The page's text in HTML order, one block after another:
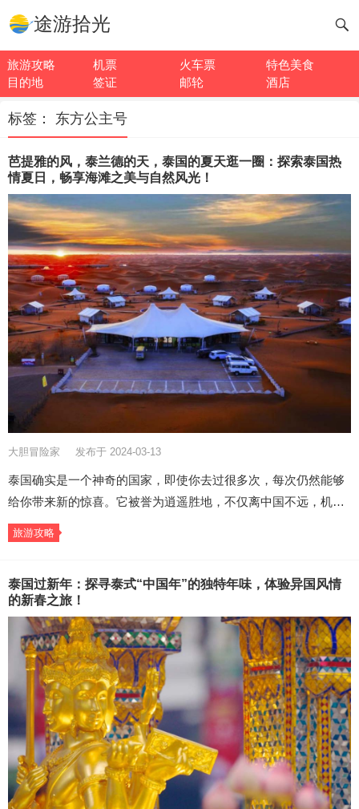
途游拾光
旅游攻略 机票 火车票
特色美食
目的地
签证 邮轮 酒店
标签： 东方公主号
芭提雅的风，泰兰德的天，泰国的夏天逛一圈：探索泰国热
情夏日，畅享海滩之美与自然风光！
大胆冒险家 发布于 2024-03-13
泰国确实是一个神奇的国家，即使你去过很多次，每次仍然能够
给你带来新的惊喜。它被誉为逍遥胜地，不仅离中国不远，机…
旅游攻略
泰国过新年：探寻泰式“中国年”的独特年味，体验异国风情
的新春之旅！